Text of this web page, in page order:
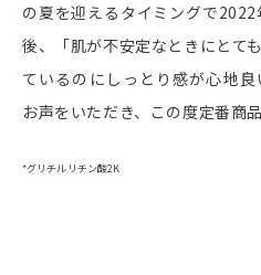
の夏を迎えるタイミングで
後、「肌が不安定なときにとて
ているのにしっとり感が心地
お声をいただき、この度定番商
*グリチルリチン酸2K